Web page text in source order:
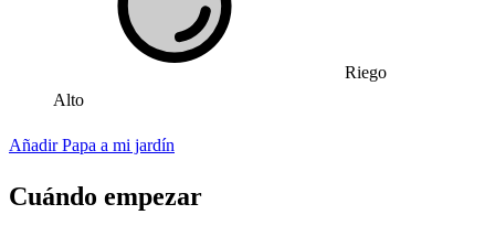
Riego
Alto
Añadir Papa a mi jardín
Cuándo empezar